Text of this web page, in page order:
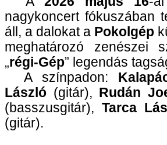
nagykoncert fókuszában
áll, a dalokat a Pokolgép
meghatározó zenészei
„régi‑Gép” legendás
A színpadon:
László (gitár), Rudán
(basszusgitár), Tarca
(gitár).